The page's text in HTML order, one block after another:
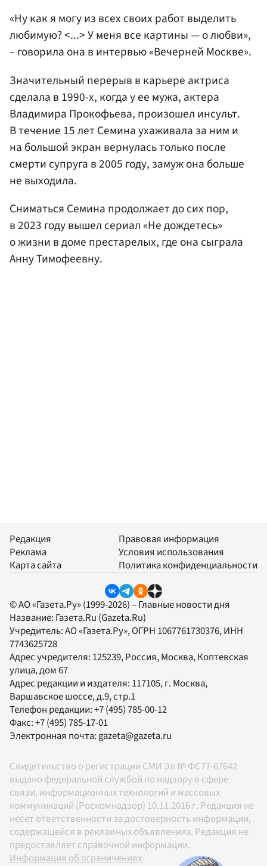
«Ну как я могу из всех своих работ выделить
любимую? <...> У меня все картины — о любви»,
– говорила она в интервью «Вечерней Москве».
Значительный перерыв в карьере актриса
сделала в 1990-х, когда у ее мужа, актера
Владимира Прокофьева, произошел инсульт.
В течение 15 лет Семина ухаживала за ним и
на большой экран вернулась только после
смерти супруга в 2005 году, замуж она больше
не выходила.
Сниматься Семина продолжает до сих пор,
в 2023 году вышел сериал «Не дождетесь»
о жизни в доме престарелых, где она сыграла
Анну Тимофеевну.
Редакция
Реклама
Карта сайта
Правовая информация
Условия использования
Политика конфиденциальности
© АО «Газета.Ру» (1999-2026) – Главные новости дня
Название: Газета.Ru (Gazeta.Ru)
Учредитель:АО «Газета.Ру», ОГРН 1067761730376, ИНН
7743625728
Адрес учредителя: 125239, Россия, Москва, Коптевская
улица, дом 67
Адрес редакции и издателя: 117105, г. Москва,
Варшавское шоссе, д.9, стр.1
Телефон редакции:+7 (495) 785-00-12
Факс:+7 (495) 785-17-01
Электронная почта:gazeta@gazeta.ru
Свидетельство о регистрации СМИ Эл № ФС77-67642
выдано федеральной службой по надзору в сфере
связи, информационных технологий и массовых
коммуникаций (Роскомнадзор) 10.11.2016 г. Редакция не
несет ответственности за достоверность информации,
содержащейся в рекламных объявлениях. Редакция не
предоставляет справочной информации.
Информация об ограничениях